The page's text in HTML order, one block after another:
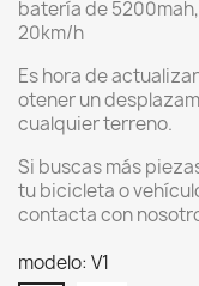
batería de
20km/h
Es hora de
otener un
cualquier terreno.
Si buscas más
tu bicicleta o
contacta con
modelo: V1